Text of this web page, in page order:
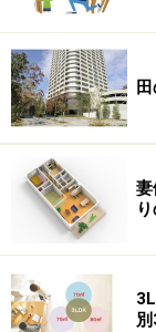
「普通に会話
音シンクでは「
と（INAXより
グとつながった
いかもしれませ
以上のような
りします。来
さに、憧れです
妻